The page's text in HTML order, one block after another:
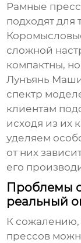
Рамные
подходят
сложной
компактны,
Лунъянь
спектр
клиентам
исходя из их
уделяем
от них
его
Проблемы
реальный
К сожалению,
прессов